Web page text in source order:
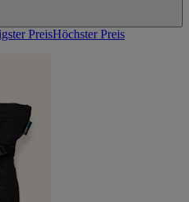
PreisHöchster Preis